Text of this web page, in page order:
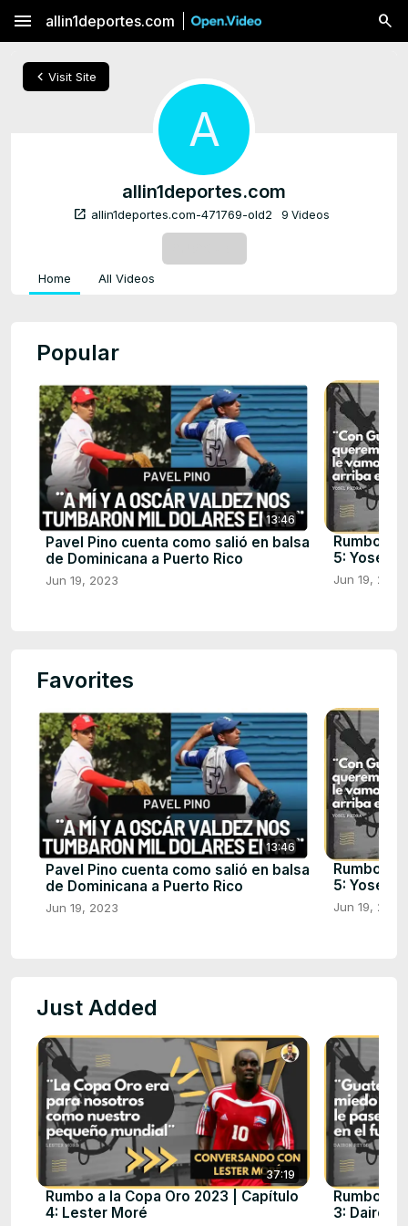
menu allin1deportes.com
chevron_left Visit Site
A
allin1deportes.com
open_in_new allin1deportes.com-471769-old2 9 Videos
Home All Videos
Popular
13:46
Pavel Pino cuenta como salió en balsa
de Dominicana a Puerto Rico
Jun 19, 2023
Rumbo a
5: Yosel
Jun 19, 2023
Favorites
13:46
Pavel Pino cuenta como salió en balsa
de Dominicana a Puerto Rico
Jun 19, 2023
Rumbo a
5: Yosel
Jun 19, 2023
Just Added
37:19
Rumbo a la Copa Oro 2023 | Capítulo
4: Lester Moré
Rumbo a
3: Dairon